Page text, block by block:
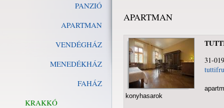
PANZIÓ
APARTMAN
VENDÉGHÁZ
MENEDÉKHÁZ
FAHÁZ
KRAKKÓ
APARTMAN
31-
konyhasarok